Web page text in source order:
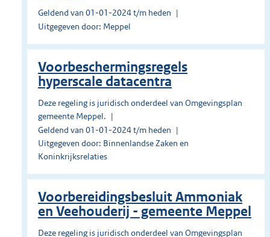
Geldend van 01-01-2024 t/m heden
Uitgegeven door: Meppel
Voorbeschermingsregels
hyperscale datacentra
Deze regeling is juridisch onderdeel van Omgevingsplan
gemeente Meppel.
Geldend van 01-01-2024 t/m heden
Uitgegeven door: Binnenlandse Zaken en
Koninkrijksrelaties
Voorbereidingsbesluit Ammoniak
en Veehouderij - gemeente Meppel
Deze regeling is juridisch onderdeel van Omgevingsplan